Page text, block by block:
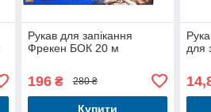
Рукав для запікання
Фрекен БОК 20 м
196₴ 280 ₴
Купити
для